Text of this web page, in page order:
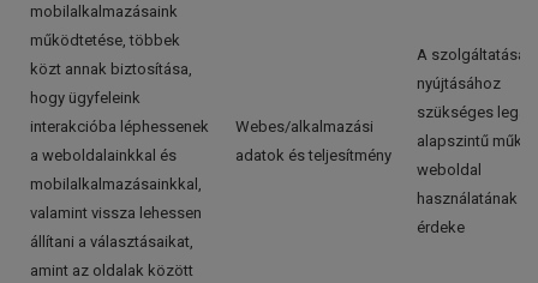
mobilalkalmazásaink
működtetése, többek
közt annak biztosítása,
hogy ügyfeleink
interakcióba léphessenek
a weboldalainkkal és
mobilalkalmazásainkkal,
valamint vissza lehessen
állítani a választásaikat,
amint az oldalak között
Webes/alkalmazási
adatok és teljesítmény
A
nyújtásához
szükséges
alapszintű
weboldal
használatának
érdeke